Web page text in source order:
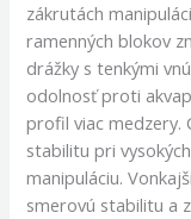
zákrutách
ramenných blokov
drážky s tenkými
odolnosť proti
profil viac medzery.
stabilitu pri
manipuláciu.
smerovú stabilitu a